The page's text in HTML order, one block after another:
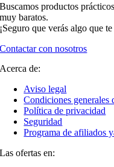
Buscamos productos
muy baratos.
¡Seguro que verás algo que
Contactar con nosotros
Acerca de:
Aviso legal
Condiciones generales
Política de privacidad
Seguridad
Programa de afiliados
Las ofertas en: